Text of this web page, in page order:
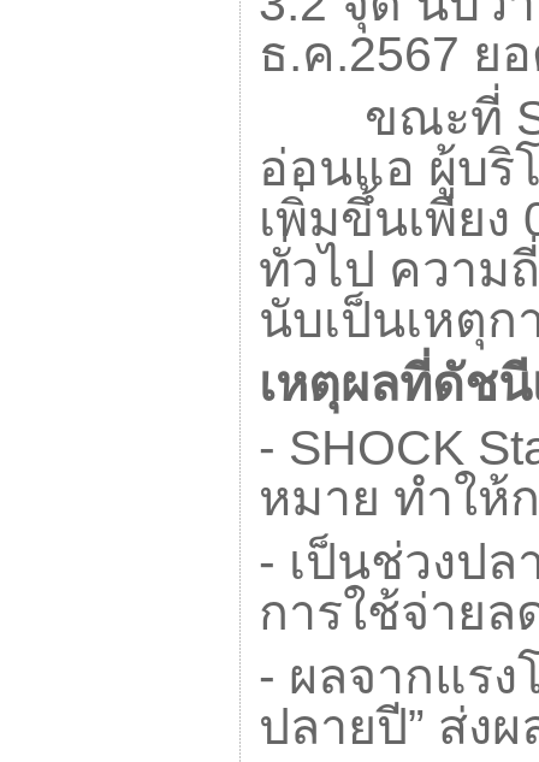
ธ.ค.2567 ย
ขณะที่
อ่อนแอ ผู้บริ
เพิ่มขึ้นเพียง
ทั่วไป ความ
นับเป็นเหตุ
เหตุผลที่ดัช
- SHOCK
หมาย ทำให้
- เป็นช่วงปล
การใช้จ่ายล
- ผลจากแรง
ปลายปี” ส่ง